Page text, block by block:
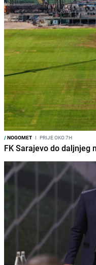
/NOGOMET I PRIJE OKO 7H
FK Sarajevo do daljnjeg